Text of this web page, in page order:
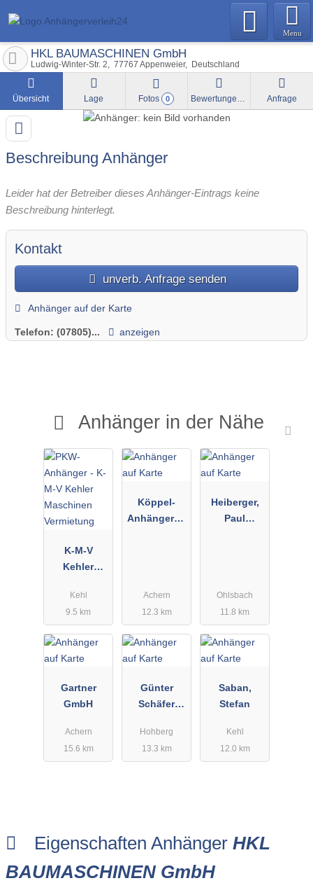
Menu
HKL BAUMASCHINEN GmbH
Ludwig-Winter-Str. 2 77767 Appenweier Deutschland
Übersicht Lage Fotos 0 Bewertungen Anfrage
Beschreibung Anhänger
Leider hat der Betreiber dieses Anhänger-Eintrags keine
Beschreibung hinterlegt.
Kontakt
unverb. Anfrage senden
Anhänger auf der Karte
Telefon: (07805)... anzeigen
Anhänger in der Nähe
K-M-V
Kehler
Vermietung
Kehl
9.5 km
Köppel-
Anhängerba
Achern
12.3 km
Heiberger,
Paul
Ohlsbach
11.8 km
Gartner
GmbH
Achern
15.6 km
Günter
Schäfer
envermietun
g und
Hohberg
13.3 km
Saban,
Stefan
Kehl
12.0 km
Eigenschaften Anhänger HKL
BAUMASCHINEN GmbH